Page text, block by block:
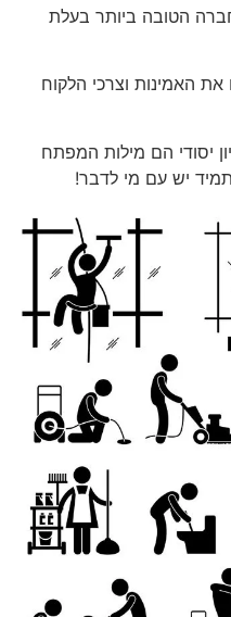
הטובה ביותר בעלת
את האמינות וצרכי הלקוח
יסודי הם מילות המפתח
יש עם מי לדבר!